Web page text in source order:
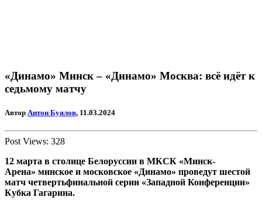
«Динамо» Минск – «Динамо» Москва: всё идёт к
седьмому матчу
Автор Антон Буялов, 11.03.2024
Post Views: 328
12 марта в столице Белоруссии в МКСК «Минск-
Арена» минское и московское «Динамо» проведут шестой
матч четвертьфинальной серии «Западной Конференции»
Кубка Гагарина.